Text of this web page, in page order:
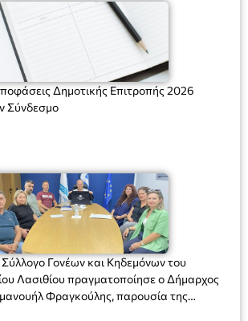
Δημοτικής Επιτροπής 2026
Σύνδεσμο
Γονέων και Κηδεμόνων του
Λασιθίου πραγματοποίησε ο Δήμαρχος
Φραγκούλης, παρουσία της
σχολείου κας Μαριάννας Χαΐτα.